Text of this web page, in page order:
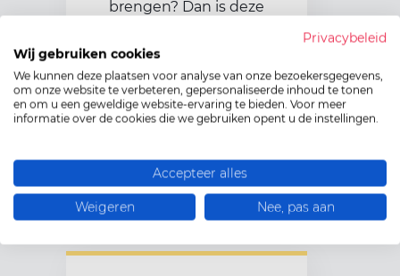
brengen? Dan is deze
ouders en coaches
positieve manier met
elkaar in gesprekte laten
gaan.
Lees meer
Privacybeleid
Wij gebruiken cookies
We kunnen deze plaatsen voor analyse van onze bezoekersgegevens,
om onze website te verbeteren, gepersonaliseerde inhoud te tonen
en om u een geweldige website-ervaring te bieden. Voor meer
informatie over de cookies die we gebruiken opent u de instellingen.
Accepteer alles
Weigeren Nee, pas aan